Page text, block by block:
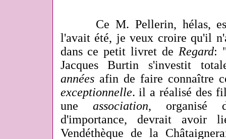
Ce M. Pellerin, hélas,
l'avait été, je veux croire qu'il
dans ce petit livret de Regard:
Jacques Burtin s'investit
annéesafin de faire connaître
exceptionnelle. il a réalisé des
une association, organisé
d'importance, devrait avoir
Vendéthèque de la